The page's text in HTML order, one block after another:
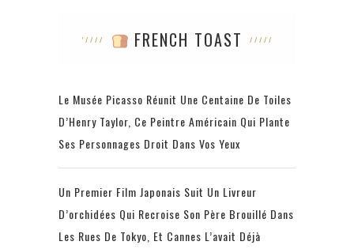
FRENCH TOAST
Le Musée Picasso Réunit Une Centaine De Toiles
D’Henry Taylor, Ce Peintre Américain Qui Plante
Ses Personnages Droit Dans Vos Yeux
Un Premier Film Japonais Suit Un Livreur
D’orchidées Qui Recroise Son Père Brouillé Dans
Les Rues De Tokyo, Et Cannes L’avait Déjà